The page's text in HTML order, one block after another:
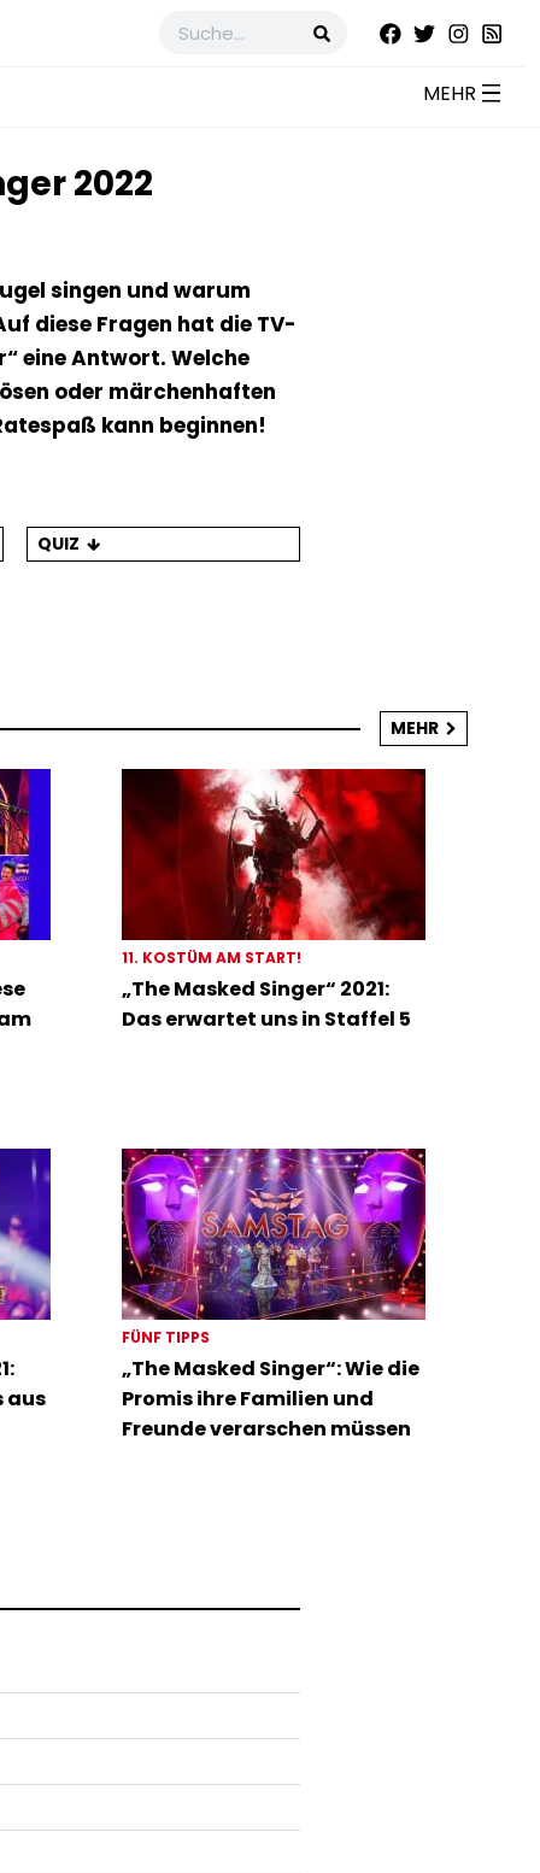
2022
singen und warum
diese Fragen hat die TV-
eine Antwort. Welche
oder märchenhaften
kann beginnen!
QUIZ
MEHR
11. KOSTÜM AM START!
„The Masked Singer“ 2021:
Das erwartet uns in Staffel 5
aus
FÜNF TIPPS
„The Masked Singer“: Wie die
Promis ihre Familien und
Freunde verarschen müssen